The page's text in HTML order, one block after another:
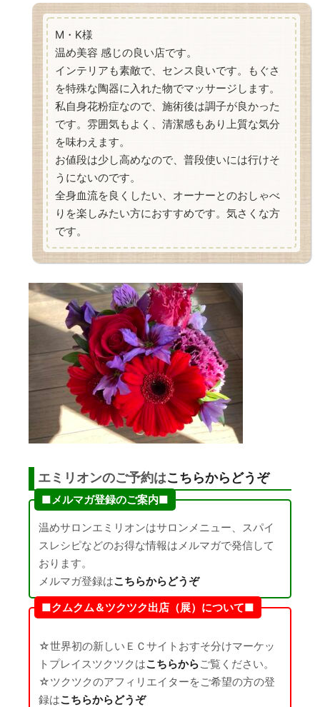
M・K様
温め美容 感じの良い店です。
インテリアも素敵で、センス良いです。もぐさ
を特殊な陶器に入れた物でマッサージします。
私自身花粉症なので、施術後は調子が良かった
です。雰囲気もよく、清潔感もあり上質な気分
を味わえます。
お値段は少し高めなので、普段使いには行けそ
うにないのです。
全身血流を良くしたい、オーナーとのおしゃべ
りを楽しみたい方におすすめです。気さくな方
です。
エミリオンのご予約はこちらからどうぞ
■メルマガ登録のご案内■
温めサロンエミリオンはサロンメニュー、スパイ
スレシピなどのお得な情報はメルマガで発信して
おります。
メルマガ登録はこちらからどうぞ
■クムクム＆ツクツク出店（展）について■
☆世界初の新しいＥＣサイトおすそ分けマーケッ
トプレイスツクツクはこちらからご覧ください。
☆ツクツクのアフィリエイターをご希望の方の登
録はこちらからどうぞ